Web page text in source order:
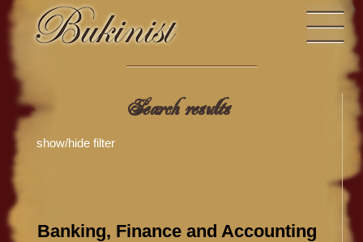
Search results
show/hide filter
Banking, Finance and Accounting